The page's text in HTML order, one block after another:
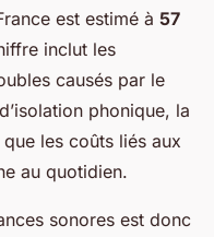
est estimé à 57
inclut les
causés par le
phonique, la
les coûts liés aux
au quotidien.
sonores est donc